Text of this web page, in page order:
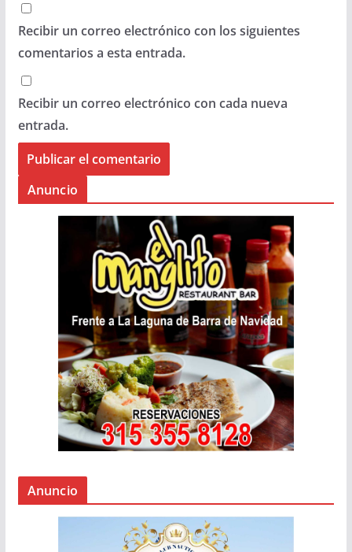
Recibir un correo electrónico con los siguientes
comentarios a esta entrada.
Recibir un correo electrónico con cada nueva
entrada.
Anuncio
Anuncio